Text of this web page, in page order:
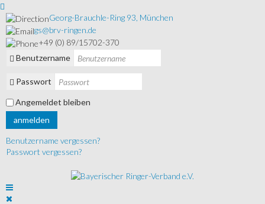
Georg-Brauchle-Ring 93, München
gs@brv-ringen.de
+49 (0) 89/15702-370
Benutzername
Passwort
Angemeldet bleiben
anmelden
Benutzername vergessen?
Passwort vergessen?